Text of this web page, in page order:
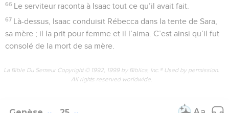
66 Le serviteur raconta à Isaac tout ce qu’il avait fait.
67 Là-dessus, Isaac conduisit Rébecca dans la tente de Sara,
sa mère ; il la prit pour femme et il l’aima. C’est ainsi qu’il fut
consolé de la mort de sa mère.
La Bible Du Semeur Copyright © 1992, 1999 by Biblica, Inc.® Used by permission.
All rights reserved worldwide.